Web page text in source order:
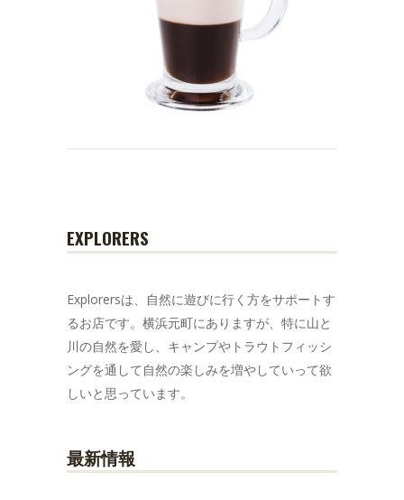
EXPLORERS
Explorersは、自然に遊びに行く方をサポートす
るお店です。横浜元町にありますが、特に山と
川の自然を愛し、キャンプやトラウトフィッシ
ングを通して自然の楽しみを増やしていって欲
しいと思っています。
最新情報